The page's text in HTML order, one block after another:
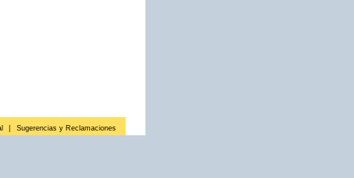
Sugerencias y Reclamaciones